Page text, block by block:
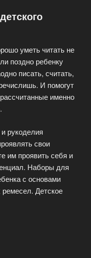
уметь читать не
поздно ребенку
писать, считать,
И помогут
именно
рукоделия
свои
им проявить себя и
Наборы для
с основами
ремесел. Детское